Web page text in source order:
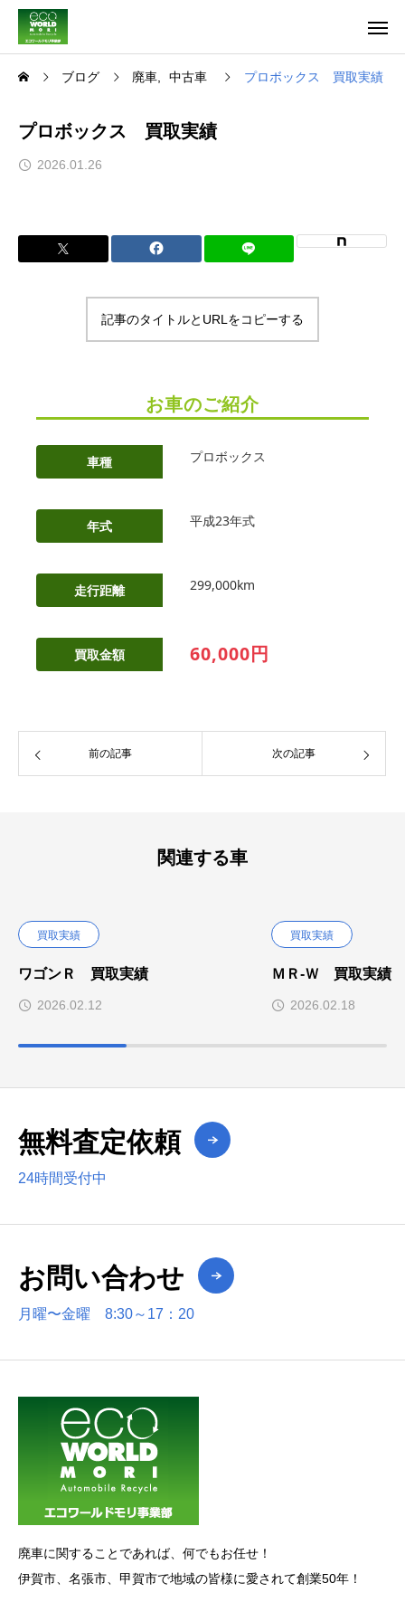
ブログ 廃車 中古車 プロボックス 買取実績
プロボックス 買取実績
2026.01.26
記事のタイトルとURLをコピーする
お車のご紹介
車種 プロボックス
年式 平成23年式
走行距離 299,000km
買取金額 60,000円
前の記事 次の記事
関連する車
買取実績
ワゴンＲ 買取実績
2026.02.12
買取実績
ＭＲ-Ｗ 買取実績
2026.02.18
無料査定依頼
24時間受付中
お問い合わせ
月曜〜金曜 8:30～17：20
廃車に関することであれば、何でもお任せ！
伊賀市、名張市、甲賀市で地域の皆様に愛されて創業50年！